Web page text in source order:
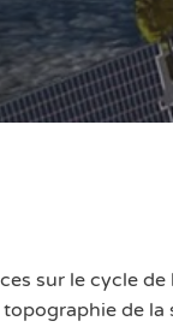
sur le cycle de
de la